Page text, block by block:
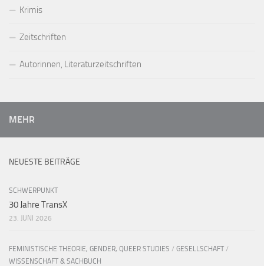
Krimis
Zeitschriften
Autorinnen, Literaturzeitschriften
MEHR
NEUESTE BEITRÄGE
SCHWERPUNKT
30 Jahre TransX
23. JUNI 2026
FEMINISTISCHE THEORIE, GENDER, QUEER STUDIES / GESELLSCHAFT /
WISSENSCHAFT & SACHBUCH